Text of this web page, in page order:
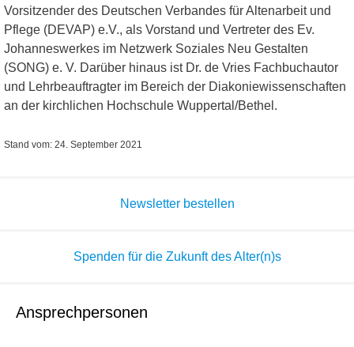
Vorsitzender des Deutschen Verbandes für Altenarbeit und
Pflege (DEVAP) e.V., als Vorstand und Vertreter des Ev.
Johanneswerkes im Netzwerk Soziales Neu Gestalten
(SONG) e. V. Darüber hinaus ist Dr. de Vries Fachbuchautor
und Lehrbeauftragter im Bereich der Diakoniewissenschaften
an der kirchlichen Hochschule Wuppertal/Bethel.
Stand vom: 24. September 2021
Newsletter bestellen
Spenden für die Zukunft des Alter(n)s
Ansprechpersonen